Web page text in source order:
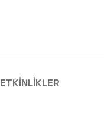
ETKINLIKLER